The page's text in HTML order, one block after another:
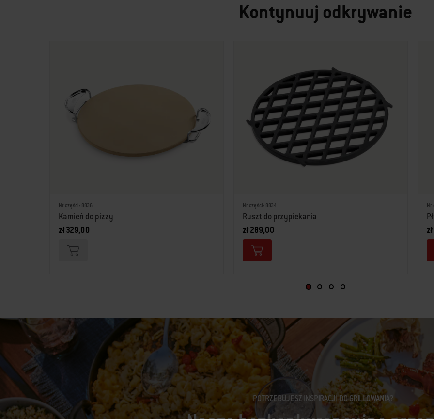
Kontynuuj odkrywanie
Nr części: 8836
Kamień do pizzy
zł 329,00
Nr części: 8834
Ruszt do przypiekania
zł 289,00
Nr
POTRZEBUJESZ INSPIRACJI DO GRILLOWANIA?